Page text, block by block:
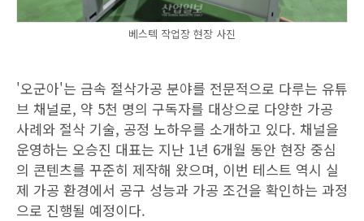
베스텍 작업장 현장 사진
'오군아'는 금속 절삭가공 분야를 전문적으로 다루는 유튜
브 채널로, 약 5천 명의 구독자를 대상으로 다양한 가공
사례와 절삭 기술, 공정 노하우를 소개하고 있다. 채널을
운영하는 오승진 대표는 지난 1년 6개월 동안 현장 중심
의 콘텐츠를 꾸준히 제작해 왔으며, 이번 테스트 역시 실
제 가공 환경에서 공구 성능과 가공 조건을 확인하는 과정
으로 진행될 예정이다.